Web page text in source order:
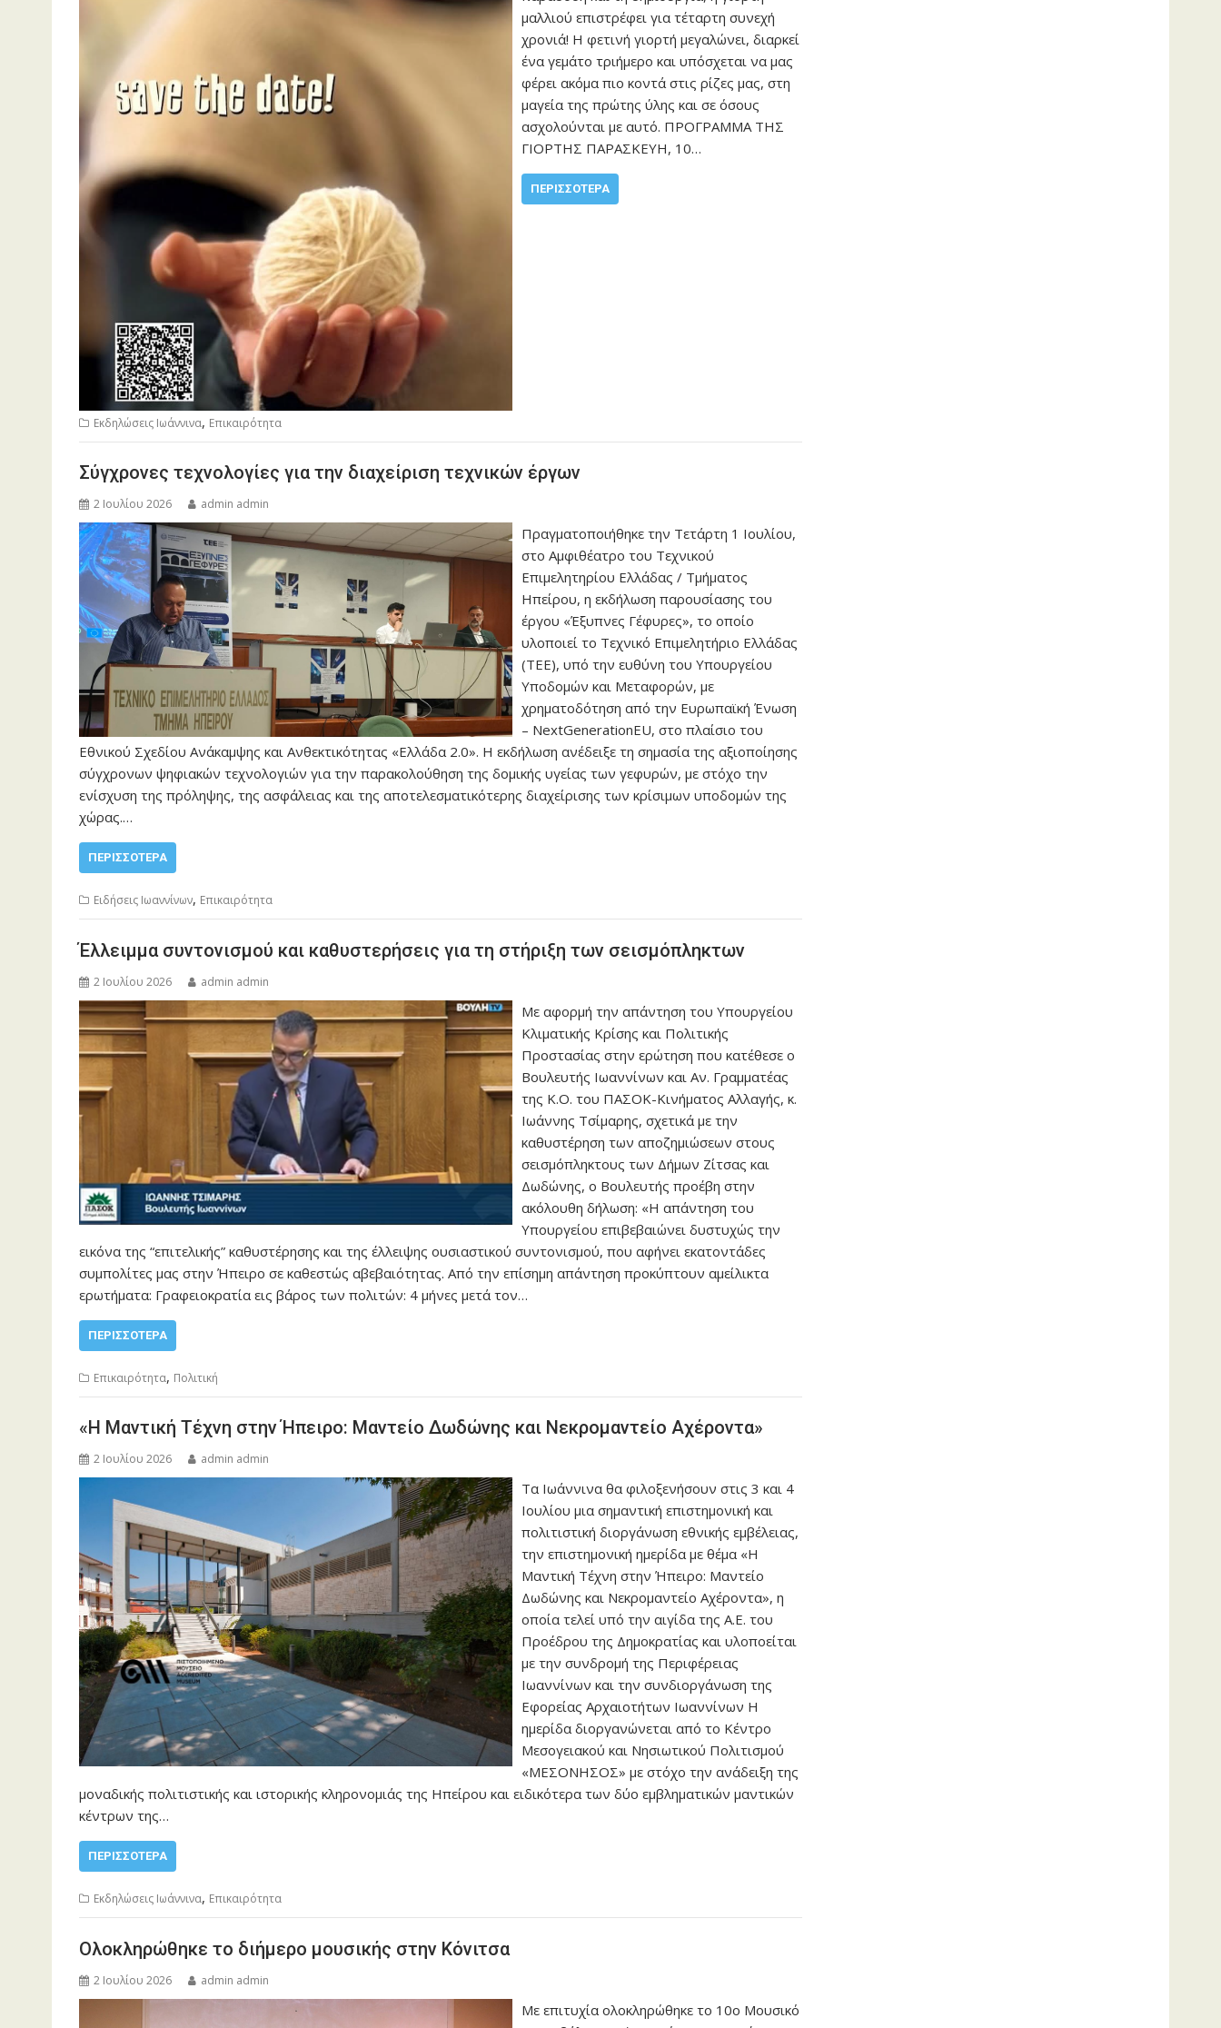
μαλλιού επιστρέφει για τέταρτη συνεχή
χρονιά! Η φετινή γιορτή μεγαλώνει, διαρκεί
ένα γεμάτο τριήμερο και υπόσχεται να μας
φέρει ακόμα πιο κοντά στις ρίζες μας, στη
μαγεία της πρώτης ύλης και σε όσους
ασχολούνται με αυτό. ΠΡΟΓΡΑΜΜΑ ΤΗΣ
ΓΙΟΡΤΗΣ ΠΑΡΑΣΚΕΥΗ, 10…
ΠΕΡΙΣΣΌΤΕΡΑ
Εκδηλώσεις Ιωάννινα, Επικαιρότητα
Σύγχρονες τεχνολογίες για την διαχείριση τεχνικών έργων
2 Ιουλίου 2026 admin admin
Πραγματοποιήθηκε την Τετάρτη 1 Ιουλίου,
στο Αμφιθέατρο του Τεχνικού
Επιμελητηρίου Ελλάδας / Τμήματος
Ηπείρου, η εκδήλωση παρουσίασης του
έργου «Έξυπνες Γέφυρες», το οποίο
υλοποιεί το Τεχνικό Επιμελητήριο Ελλάδας
(ΤΕΕ), υπό την ευθύνη του Υπουργείου
Υποδομών και Μεταφορών, με
χρηματοδότηση από την Ευρωπαϊκή Ένωση
– NextGenerationEU, στο πλαίσιο του
Εθνικού Σχεδίου Ανάκαμψης και Ανθεκτικότητας «Ελλάδα 2.0». Η εκδήλωση ανέδειξε τη σημασία της αξιοποίησης
σύγχρονων ψηφιακών τεχνολογιών για την παρακολούθηση της δομικής υγείας των γεφυρών, με στόχο την
ενίσχυση της πρόληψης, της ασφάλειας και της αποτελεσματικότερης διαχείρισης των κρίσιμων υποδομών της
χώρας.…
ΠΕΡΙΣΣΌΤΕΡΑ
Ειδήσεις Ιωαννίνων, Επικαιρότητα
Έλλειμμα συντονισμού και καθυστερήσεις για τη στήριξη των σεισμόπληκτων
2 Ιουλίου 2026 admin admin
Με αφορμή την απάντηση του Υπουργείου
Κλιματικής Κρίσης και Πολιτικής
Προστασίας στην ερώτηση που κατέθεσε ο
Βουλευτής Ιωαννίνων και Αν. Γραμματέας
της Κ.Ο. του ΠΑΣΟΚ-Κινήματος Αλλαγής, κ.
Ιωάννης Τσίμαρης, σχετικά με την
καθυστέρηση των αποζημιώσεων στους
σεισμόπληκτους των Δήμων Ζίτσας και
Δωδώνης, ο Βουλευτής προέβη στην
ακόλουθη δήλωση: «Η απάντηση του
Υπουργείου επιβεβαιώνει δυστυχώς την
εικόνα της “επιτελικής” καθυστέρησης και της έλλειψης ουσιαστικού συντονισμού, που αφήνει εκατοντάδες
συμπολίτες μας στην Ήπειρο σε καθεστώς αβεβαιότητας. Από την επίσημη απάντηση προκύπτουν αμείλικτα
ερωτήματα: Γραφειοκρατία εις βάρος των πολιτών: 4 μήνες μετά τον…
ΠΕΡΙΣΣΌΤΕΡΑ
Επικαιρότητα, Πολιτική
«Η Μαντική Τέχνη στην Ήπειρο: Μαντείο Δωδώνης και Νεκρομαντείο Αχέροντα»
2 Ιουλίου 2026 admin admin
Τα Ιωάννινα θα φιλοξενήσουν στις 3 και 4
Ιουλίου μια σημαντική επιστημονική και
πολιτιστική διοργάνωση εθνικής εμβέλειας,
την επιστημονική ημερίδα με θέμα «Η
Μαντική Τέχνη στην Ήπειρο: Μαντείο
Δωδώνης και Νεκρομαντείο Αχέροντα», η
οποία τελεί υπό την αιγίδα της Α.Ε. του
Προέδρου της Δημοκρατίας και υλοποείται
με την συνδρομή της Περιφέρειας
Ιωαννίνων και την συνδιοργάνωση της
Εφορείας Αρχαιοτήτων Ιωαννίνων Η
ημερίδα διοργανώνεται από το Κέντρο
Μεσογειακού και Νησιωτικού Πολιτισμού
«ΜΕΣΟΝΗΣΟΣ» με στόχο την ανάδειξη της
μοναδικής πολιτιστικής και ιστορικής κληρονομιάς της Ηπείρου και ειδικότερα των δύο εμβληματικών μαντικών
κέντρων της…
ΠΕΡΙΣΣΌΤΕΡΑ
Εκδηλώσεις Ιωάννινα, Επικαιρότητα
Ολοκληρώθηκε το διήμερο μουσικής στην Κόνιτσα
2 Ιουλίου 2026 admin admin
Με επιτυχία ολοκληρώθηκε το 10ο Μουσικό